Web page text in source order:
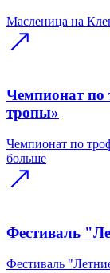
Масленица на
Чемпионат по
тропы»
Чемпионат по
больше
Фестиваль
Фестиваль